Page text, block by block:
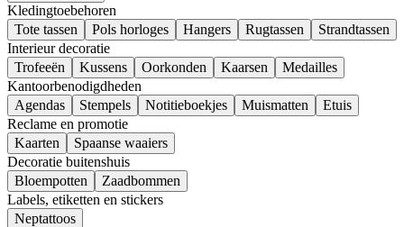
Kledingtoebehoren
Tote tassen
Pols horloges Hangers Rugtassen
Strandtassen
Interieur decoratie
Trofeeën
Kussens Oorkonden Kaarsen
Medailles
Kantoorbenodigdheden
Agendas
Stempels Notitieboekjes Muismatten
Etuis
Reclame en promotie
Kaarten
Spaanse waaiers
Decoratie buitenshuis
Bloempotten
Zaadbommen
Labels, etiketten en stickers
Neptattoos